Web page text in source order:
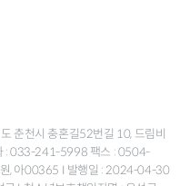
춘천시 충혼길52번길 10, 드림비
: 033-241-5998 팩스 : 0504-
, 아00365 I 발행일 : 2024-04-30